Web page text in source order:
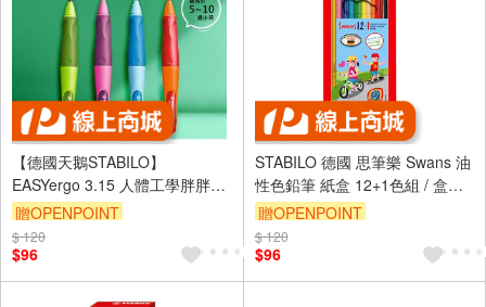
【德國天鵝STABILO】
EASYergo 3.15 人體工學胖胖鉛
自動鉛筆附磨蕊器 左/右手適用
筆芯HB3.15mm筆芯HB7890/6-
HB
贈OPENPOINT
$ 120
$96
STABILO 德國 思筆樂 Swans 油
性色鉛筆 紙盒 12+1色組 / 盒
ST1870/13
贈OPENPOINT
$ 120
$96